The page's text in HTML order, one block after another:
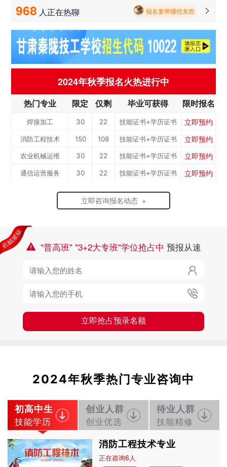
968 人正在热聊 报名要带哪些东西 
2024年秋季报名火热进行中
热门专业 限定 仅剩 毕业可获得 限时报名
健康服务与管理 40
护理 65 技能证书+学历证书
化工工艺 30 22 技能证书+学历证书 立即预约
机电一体化技术 50 36 技能证书+学历证书 立即预约
3D打印技术应用 30 22 技能证书+学历证书
数控加工(数控车
工）
50 36 技能证书+学历证书 立即预约
焊接加工 30 22 技能证书+学历证书 立即预约
消防工程技术 150 108 技能证书+学历证书 立即预约
农业机械运维 30 22 技能证书+学历证书 立即预约
通信运营服务 30 22 技能证书+学历证书 立即预约
150 108 技能证书+学历证书
轨道交通车辆运检
铁路客运服务 立即预约
公路施工与养护 30 立即预约
立即咨询报名动态 +
 "普高班" "3+2大专班"学位抢占中 预报从速


立即抢占预录名额
2024年秋季热门专业咨询中
初高中生
技能学历
创业人群
创业优选
待业人群
技能精修
消防工程技术专业
正在咨询6人